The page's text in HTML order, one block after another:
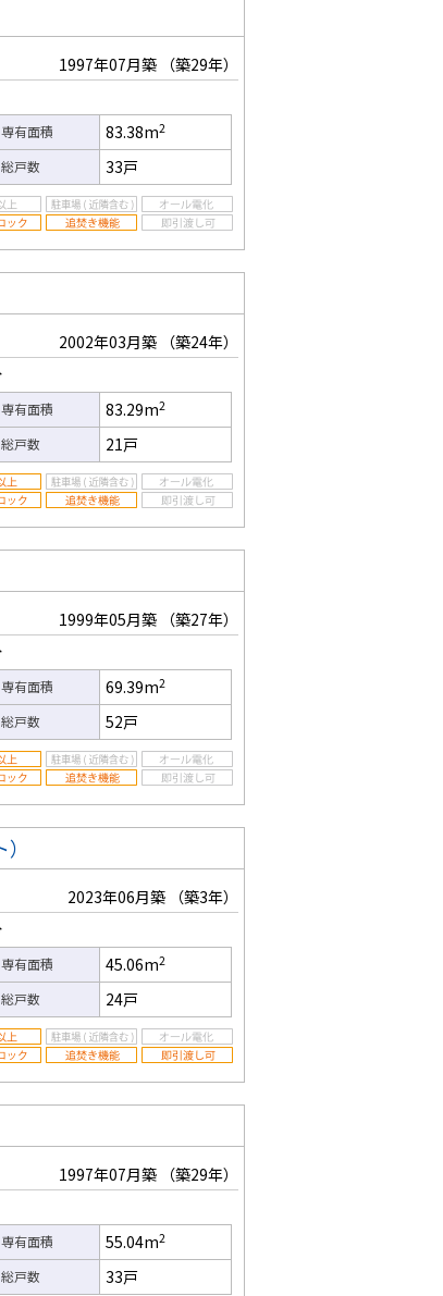
1997年07月築
（築29年）
専有面積 83.38m2
総戸数 33戸
2002年03月築
（築24年）
専有面積 83.29m2
総戸数 21戸
1999年05月築
（築27年）
専有面積 69.39m2
総戸数 52戸
2023年06月築
（築3年）
専有面積 45.06m2
総戸数 24戸
1997年07月築
（築29年）
専有面積 55.04m2
総戸数 33戸